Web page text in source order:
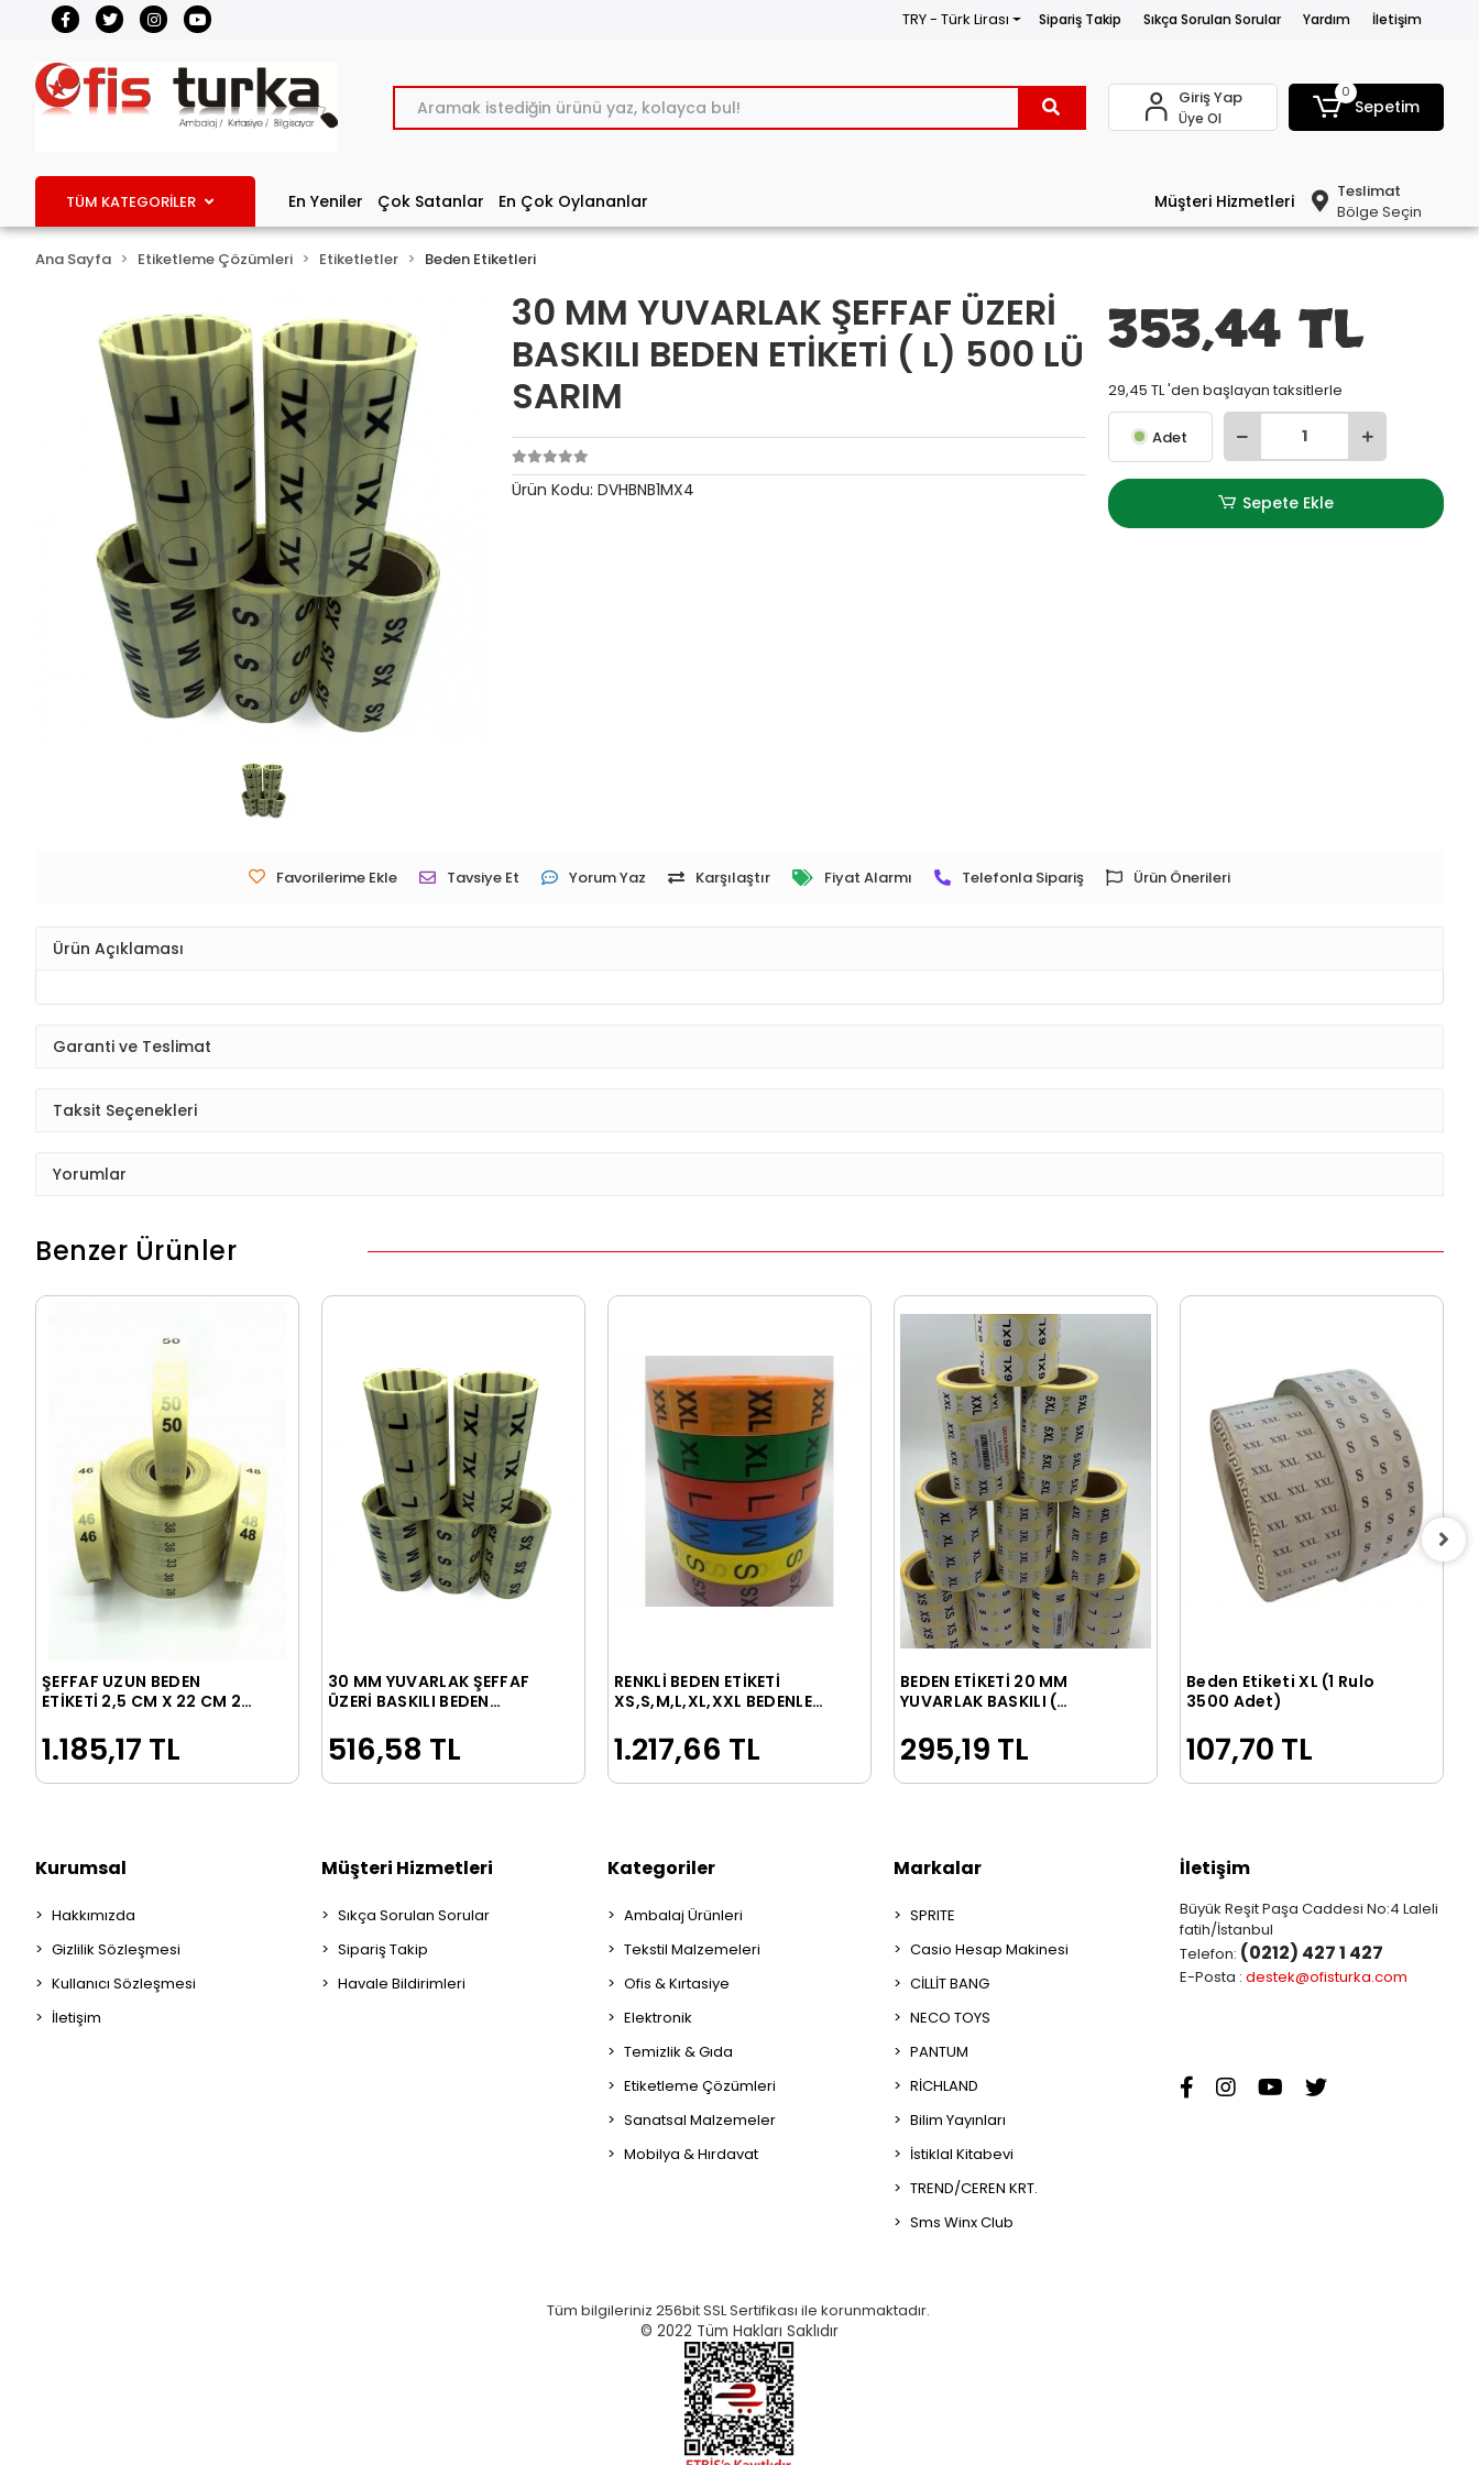
TRY - Türk Lirası Sipariş Takip Sıkça Sorulan Sorular Yardım İletişim
Giriş Yap
Üye Ol
0
Sepetim
TÜM KATEGORİLER En Yeniler Çok Satanlar En Çok Oylananlar Müşteri Hizmetleri
Teslimat
Bölge Seçin
Ana Sayfa Etiketleme Çözümleri Etiketletler Beden Etiketleri
30 MM YUVARLAK ŞEFFAF ÜZERİ
BASKILI BEDEN ETİKETİ ( L) 500 LÜ
SARIM
Ürün Kodu:DVHBNB1MX4
353,44 TL
29,45 TL 'den başlayan taksitlerle
Adet
Sepete Ekle
Favorilerime Ekle Tavsiye Et Yorum Yaz Karşılaştır Fiyat Alarmı Telefonla Sipariş Ürün Önerileri
Ürün Açıklaması
Garanti ve Teslimat
Taksit Seçenekleri
Yorumlar
Benzer Ürünler
Sepete Ekle
ŞEFFAF UZUN BEDEN
ETİKETİ 2,5 CM X 22 CM 26
1.185,17 TL
Sepete Ekle
30 MM YUVARLAK ŞEFFAF
ÜZERİ BASKILI BEDEN
ARASI 500 ADET
516,58 TL
Sepete Ekle
RENKLİ BEDEN ETİKETİ
XS,S,M,L,XL,XXL BEDENLER
1.217,66 TL
Sepete Ekle
BEDEN ETİKETİ 20 MM
YUVARLAK BASKILI (
ARASI 1000 ADET
295,19 TL
Sepete Ekle
Beden Etiketi XL (1 Rulo
3500 Adet)
107,70 TL
Kurumsal
Hakkımızda
Gizlilik Sözleşmesi
Kullanıcı Sözleşmesi
İletişim
Müşteri Hizmetleri
Sıkça Sorulan Sorular
Sipariş Takip
Havale Bildirimleri
Kategoriler
Ambalaj Ürünleri
Tekstil Malzemeleri
Ofis & Kırtasiye
Elektronik
Temizlik & Gıda
Etiketleme Çözümleri
Sanatsal Malzemeler
Mobilya & Hırdavat
Markalar
SPRITE
Casio Hesap Makinesi
CİLLİT BANG
NECO TOYS
PANTUM
RİCHLAND
Bilim Yayınları
İstiklal Kitabevi
TREND/CEREN KRT.
Sms Winx Club
İletişim
Büyük Reşit Paşa Caddesi No:4 Laleli
fatih/İstanbul
Telefon: (0212) 427 1 427
E-Posta : destek@ofisturka.com
Tüm bilgileriniz 256bit SSL Sertifikası ile korunmaktadır.
© 2022 Tüm Hakları Saklıdır